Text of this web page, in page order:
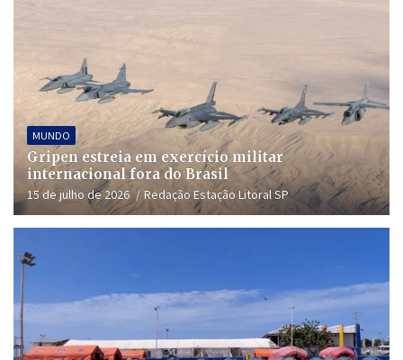
MUNDO
Gripen estreia em exercício militar
internacional fora do Brasil
15 de julho de 2026 Redação Estação Litoral SP